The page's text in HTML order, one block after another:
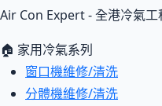
Air Con Expert - 全港冷氣工
🏠 家用冷氣系列
窗口機維修/清洗
分體機維修/清洗